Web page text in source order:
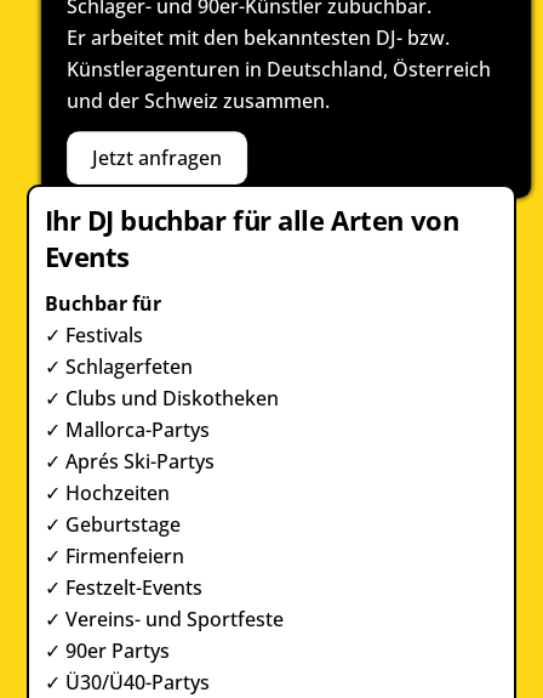
Schlager- und 90er-Künstler zubuchbar.
Er arbeitet mit den bekanntesten DJ- bzw.
Künstleragenturen in Deutschland, Österreich
und der Schweiz zusammen.
Jetzt anfragen
Ihr DJ buchbar für alle Arten von
Events
Buchbar für
✓ Festivals
✓ Schlagerfeten
✓ Clubs und Diskotheken
✓ Mallorca-Partys
✓ Aprés Ski-Partys
✓ Hochzeiten
✓ Geburtstage
✓ Firmenfeiern
✓ Festzelt-Events
✓ Vereins- und Sportfeste
✓ 90er Partys
✓ Ü30/Ü40-Partys